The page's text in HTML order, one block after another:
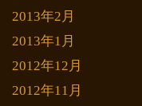
2013年2月
2013年1月
2012年12月
2012年11月